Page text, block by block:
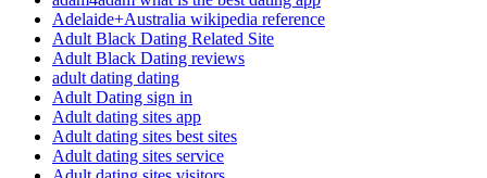
Adelaide+Australia wikipedia reference
Adult Black Dating Related Site
Adult Black Dating reviews
adult dating dating
Adult Dating sign in
Adult dating sites app
Adult dating sites best sites
Adult dating sites service